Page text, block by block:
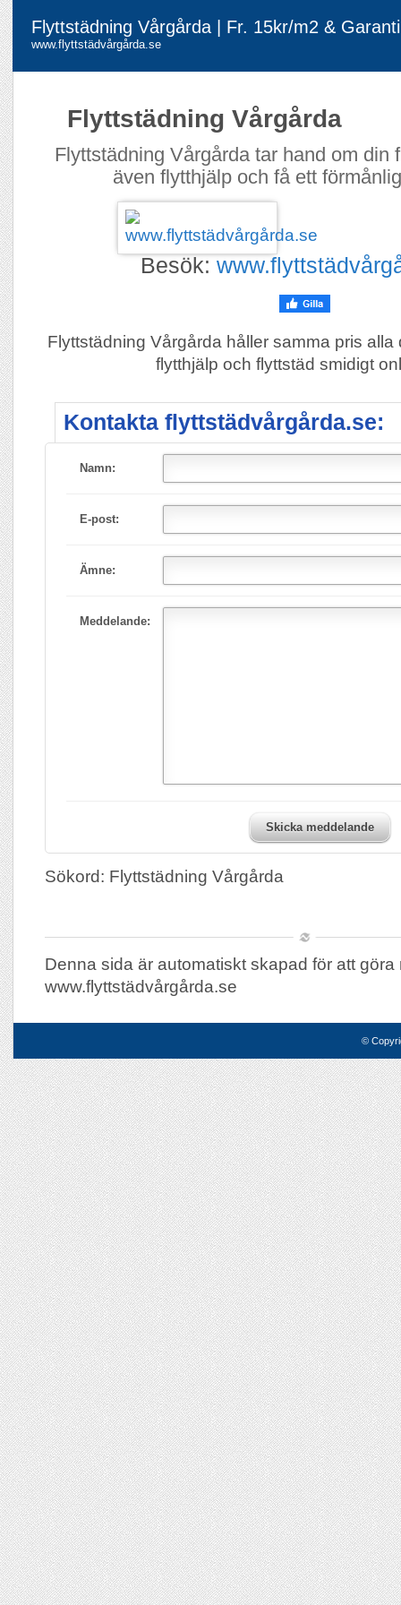
Flyttstädning Vårgårda | Fr. 15kr/m2 &
www.flyttstädvårgårda.se
Flyttstädning Vårgårda
Flyttstädning Vårgårda tar hand om din
även flytthjälp och få ett
Besök:
Flyttstädning Vårgårda håller samma pris
flytthjälp och flyttstäd smidigt
Kontakta flyttstädvårgårda.se:
Namn:
E-post:
Ämne:
Meddelande:
Skicka meddelande
Sökord: Flyttstädning Vårgårda
Denna sida är automatiskt skapad för att göra
www.flyttstädvårgårda.se
©